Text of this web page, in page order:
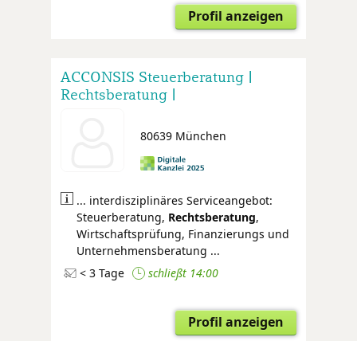
Profil anzeigen
ACCONSIS Steuerberatung |
Rechtsberatung |
Finanzierungsberatung |
80639 München
... interdisziplinäres Serviceangebot:
Steuerberatung, Rechtsberatung,
Wirtschaftsprüfung, Finanzierungs und
Unternehmensberatung ...
< 3 Tage
schließt 14:00
Profil anzeigen